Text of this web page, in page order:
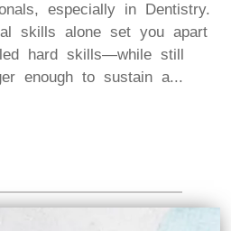
especially in Dentistry.
skills alone set you apart
hard skills—while still
enough to sustain a...